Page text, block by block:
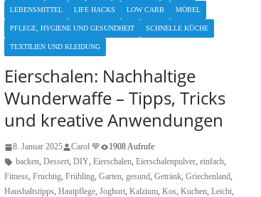
LEBENSMITTEL LIFE HACKS LOW CARB MÖBEL
PFLEGE, HYGIENE UND GESUNDHEIT SCHNELLE KÜCHE
TEXTILIEN UND KLEIDUNG
Eierschalen: Nachhaltige
Wunderwaffe – Tipps, Tricks
und kreative Anwendungen
8. Januar 2025 Carol 💙
1908 Aufrufe
backen, Dessert, DIY, Eierschalen, Eierschalenpulver, einfach,
Fitness, Fruchtig, Frühling, Garten, gesund, Getränk, Griechenland,
Haushaltstipps, Hautpflege, Joghurt, Kalzium, Kos, Kuchen, Leicht,